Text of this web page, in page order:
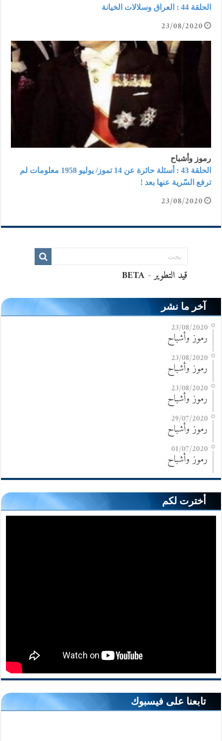
الحلقة 44 : العراق وسلالات الخيانة
23/08/2020
رموز وأشباح
الحلقة 43 : أسئلة حائرة عن 14 تموز/ يوليو 1958 معلومات لم
ترفع السّرية عنها بعد !
23/08/2020
آخر ما نشر
23/08/2020
رموز وأشباح
23/08/2020
رموز وأشباح
23/08/2020
رموز وأشباح
29/07/2020
رموز وأشباح
01/07/2020
رموز وأشباح
أخترت لكم
تابعنا على فيسبوك